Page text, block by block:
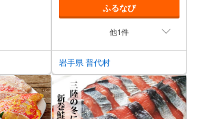
ふるなび
他1件
岩手県 普代村